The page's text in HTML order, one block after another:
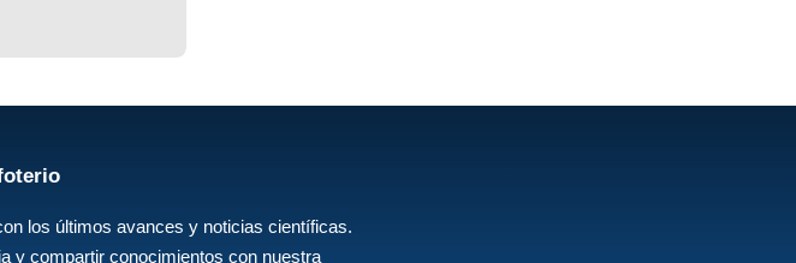
los últimos avances y noticias científicas.
y compartir conocimientos con nuestra